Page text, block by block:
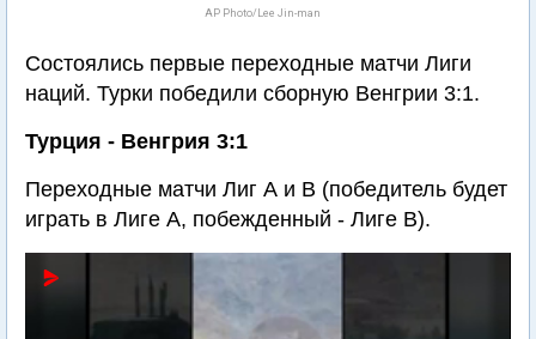
AP Photo/Lee Jin-man
Состоялись первые переходные матчи Лиги
наций. Турки победили сборную Венгрии 3:1.
Турция - Венгрия 3:1
Переходные матчи Лиг А и В (победитель будет
играть в Лиге А, побежденный - Лиге В).